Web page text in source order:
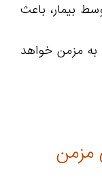
بیمار، باعث
به مزمن خواهد
مزمن